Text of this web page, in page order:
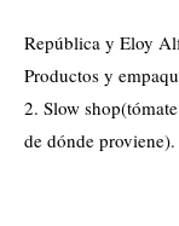
República y Eloy
Productos y
2. Slow
de dónde